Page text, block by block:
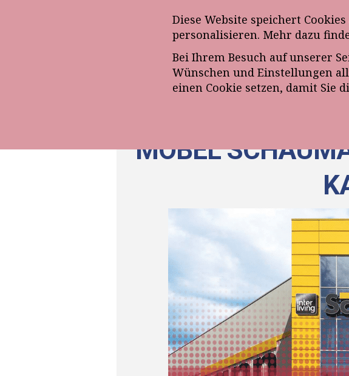
Diese Website speichert
personalisieren. Mehr dazu
Bei Ihrem Besuch auf unserer
Wünschen und Einstellungen
einen Cookie setzen, damit Sie
Anmeldung zum E-Mail-Newsletter
ÜBER UNS
MÖBEL